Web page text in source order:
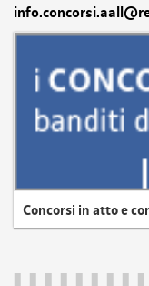
Concorsi in atto e